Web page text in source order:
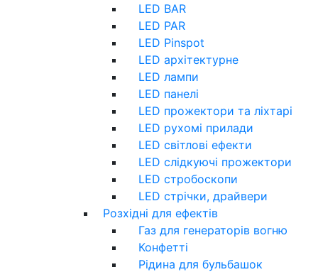
LED BAR
LED PAR
LED Pinspot
LED архітектурне
LED лампи
LED панелі
LED прожектори та ліхтарі
LED рухомі прилади
LED світлові ефекти
LED слідкуючі прожектори
LED стробоскопи
LED стрічки, драйвери
Розхідні для ефектів
Газ для генераторів вогню
Конфетті
Рідина для бульбашок